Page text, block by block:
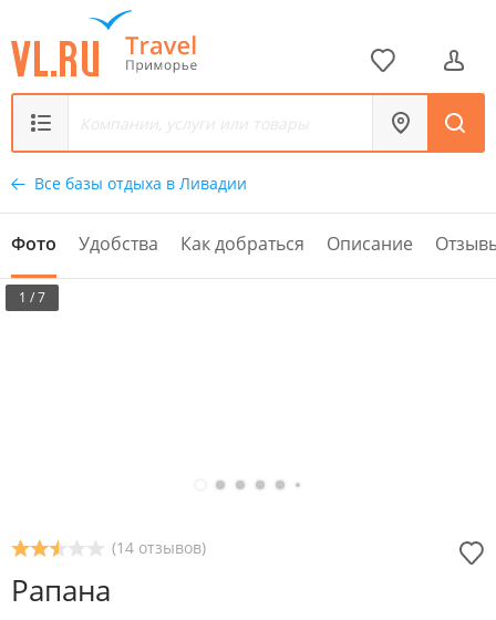
Все базы отдыха в Ливадии
Фото Удобства Как добраться Описание
1 / 7
(14 отзывов)
Рапана